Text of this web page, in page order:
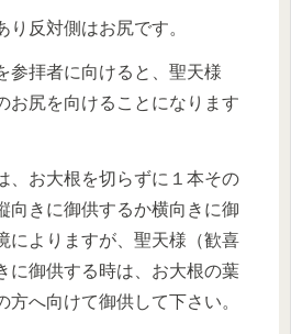
反対側はお尻です。
参拝者に向けると、聖天様
お尻を向けることになります
、お大根を切らずに１本その
向きに御供するか横向きに御
によりますが、聖天様（歓喜
に御供する時は、お大根の葉
方へ向けて御供して下さい。